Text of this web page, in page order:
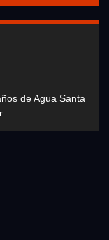
de Agua Santa